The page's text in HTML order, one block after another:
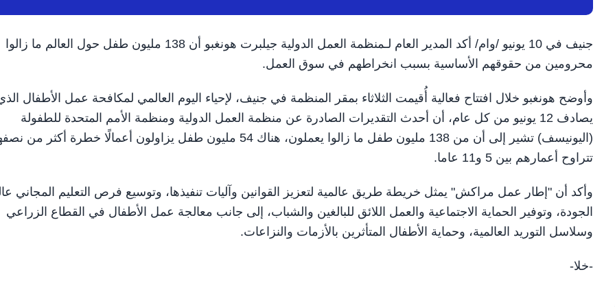
جنيف في 10 يونيو /وام/ أكد المدير العام لـمنظمة العمل الدولية جيلبرت هونغبو أن 138 مليون طفل حول العالم ما زالوا
محرومين من حقوقهم الأساسية بسبب انخراطهم في سوق العمل.
وأوضح هونغبو خلال افتتاح فعالية أُقيمت الثلاثاء بمقر المنظمة في جنيف، لإحياء اليوم العالمي لمكافحة عمل الأطفال
يصادف 12 يونيو من كل عام، أن أحدث التقديرات الصادرة عن منظمة العمل الدولية ومنظمة الأمم المتحدة للطفولة
(اليونيسف) تشير إلى أن من 138 مليون طفل ما زالوا يعملون، هناك 54 مليون طفل يزاولون أعمالًا خطرة أكثر من
تتراوح أعمارهم بين 5 و11 عاما.
وأكد أن "إطار عمل مراكش" يمثل خريطة طريق عالمية لتعزيز القوانين وآليات تنفيذها، وتوسيع فرص التعليم المجاني
الجودة، وتوفير الحماية الاجتماعية والعمل اللائق للبالغين والشباب، إلى جانب معالجة عمل الأطفال في القطاع الزراعي
وسلاسل التوريد العالمية، وحماية الأطفال المتأثرين بالأزمات والنزاعات.
-خلا-